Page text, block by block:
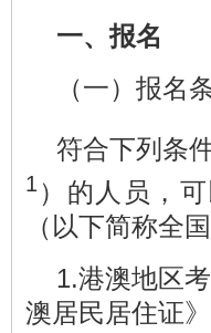
一、报名
（一）报名
符合下列条
1 ）的人员，
（以下简称全
1.港澳地区
澳居民居住证